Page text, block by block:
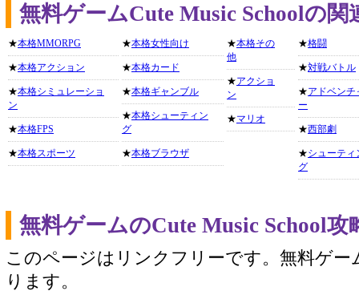
無料ゲームCute Music Schoolの
★本格MMORPG
★本格アクション
★本格シミュレーショ
ン
★本格FPS
★本格スポーツ
★本格女性向け
★本格カード
★本格ギャンブル
★本格シューティン
グ
★本格ブラウザ
★本格その
他
★アクショ
ン
★マリオ
★格闘
★対戦バトル
★アドベンチ
ー
★西部劇
★シューティ
グ
無料ゲームのCute Music School
このページはリンクフリーです。無料ゲー
ります。